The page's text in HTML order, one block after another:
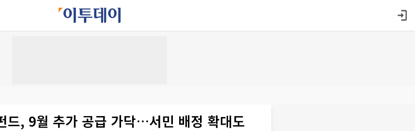
드, 9월 추가 공급 가닥…서민 배정 확대도